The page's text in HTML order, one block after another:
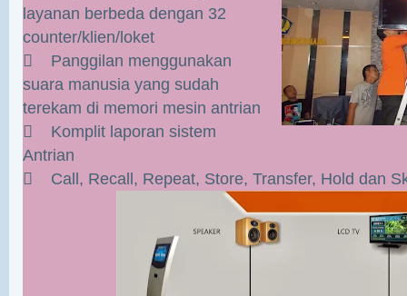
layanan berbeda dengan 32
counter/klien/loket
 Panggilan menggunakan
suara manusia yang sudah
terekam di memori mesin antrian
 Komplit laporan sistem
Antrian
 Call, Recall, Repeat, Store, Transfer, Hold dan